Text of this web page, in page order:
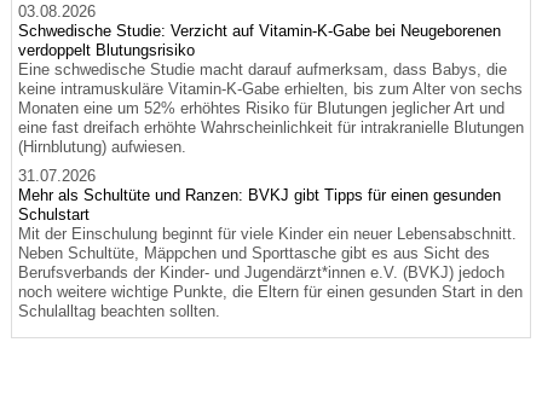
03.08.2026
Schwedische Studie: Verzicht auf Vitamin-K-Gabe bei Neugeborenen
verdoppelt Blutungsrisiko
Eine schwedische Studie macht darauf aufmerksam, dass Babys, die
keine intramuskuläre Vitamin-K-Gabe erhielten, bis zum Alter von sechs
Monaten eine um 52% erhöhtes Risiko für Blutungen jeglicher Art und
eine fast dreifach erhöhte Wahrscheinlichkeit für intrakranielle Blutungen
(Hirnblutung) aufwiesen.
31.07.2026
Mehr als Schultüte und Ranzen: BVKJ gibt Tipps für einen gesunden
Schulstart
Mit der Einschulung beginnt für viele Kinder ein neuer Lebensabschnitt.
Neben Schultüte, Mäppchen und Sporttasche gibt es aus Sicht des
Berufsverbands der Kinder- und Jugendärzt*innen e.V. (BVKJ) jedoch
noch weitere wichtige Punkte, die Eltern für einen gesunden Start in den
Schulalltag beachten sollten.